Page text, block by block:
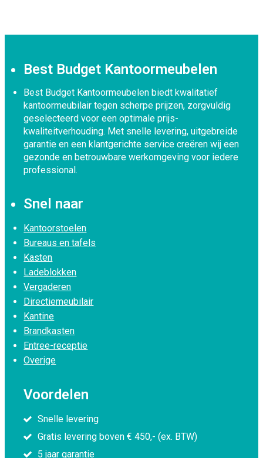
Best Budget Kantoormeubelen
Best Budget Kantoormeubelen biedt kwalitatief
kantoormeubilair tegen scherpe prijzen, zorgvuldig
geselecteerd voor een optimale prijs-
kwaliteitverhouding. Met snelle levering, uitgebreide
garantie en een klantgerichte service creëren wij een
gezonde en betrouwbare werkomgeving voor iedere
professional.
Snel naar
Kantoorstoelen
Bureaus en tafels
Kasten
Ladeblokken
Vergaderen
Directiemeubilair
Kantine
Brandkasten
Entree-receptie
Overige
Voordelen
Snelle levering
Gratis levering boven € 450,- (ex. BTW)
5 jaar garantie